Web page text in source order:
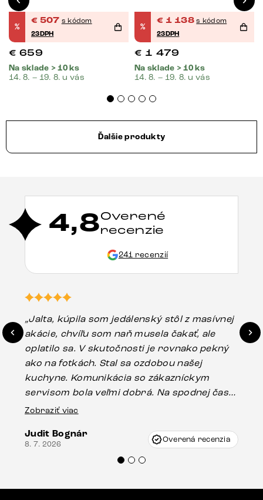
%
€ 507 s kódom
23DPH
€ 659
Na sklade > 10 ks
14. 8. – 19. 8. u vás
%
€ 1 138 s kódom
23DPH
€ 1 479
Na sklade > 10 ks
14. 8. – 19. 8. u vás
Ďalšie produkty
4,8Overené
recenzie
241 recenzií
„Jalta, kúpila som jedálenský stôl z masívnej
akácie, chvíľu som naň musela čakať, ale
oplatilo sa. V skutočnosti je rovnako pekný
ako na fotkách. Stal sa ozdobou našej
kuchyne. Komunikácia so zákazníckym
servisom bola veľmi dobrá. Na spodnej časti
stola bolo malé poškodenie, pravdepodobne
Vincze pri riešení mojej záležitosti pristúpili
veľmi korektne. Odporúčam produkty Delife
Zobraziť viac
Judit Bognár
8. 7. 2026 Overená recenzia